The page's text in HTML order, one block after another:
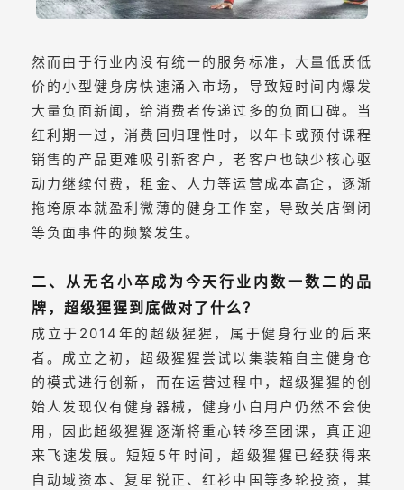
然而由于行业内没有统一的服务标准，大量低质低
价的小型健身房快速涌入市场，导致短时间内爆发
大量负面新闻，给消费者传递过多的负面口碑。当
红利期一过，消费回归理性时，以年卡或预付课程
销售的产品更难吸引新客户，老客户也缺少核心驱
动力继续付费，租金、人力等运营成本高企，逐渐
拖垮原本就盈利微薄的健身工作室，导致关店倒闭
等负面事件的频繁发生。
二、从无名小卒成为今天行业内数一数二的品
牌，超级猩猩到底做对了什么？
成立于2014年的超级猩猩，属于健身行业的后来
者。成立之初，超级猩猩尝试以集装箱自主健身仓
的模式进行创新，而在运营过程中，超级猩猩的创
始人发现仅有健身器械，健身小白用户仍然不会使
用，因此超级猩猩逐渐将重心转移至团课，真正迎
来飞速发展。短短5年时间，超级猩猩已经获得来
自动域资本、复星锐正、红衫中国等多轮投资，其